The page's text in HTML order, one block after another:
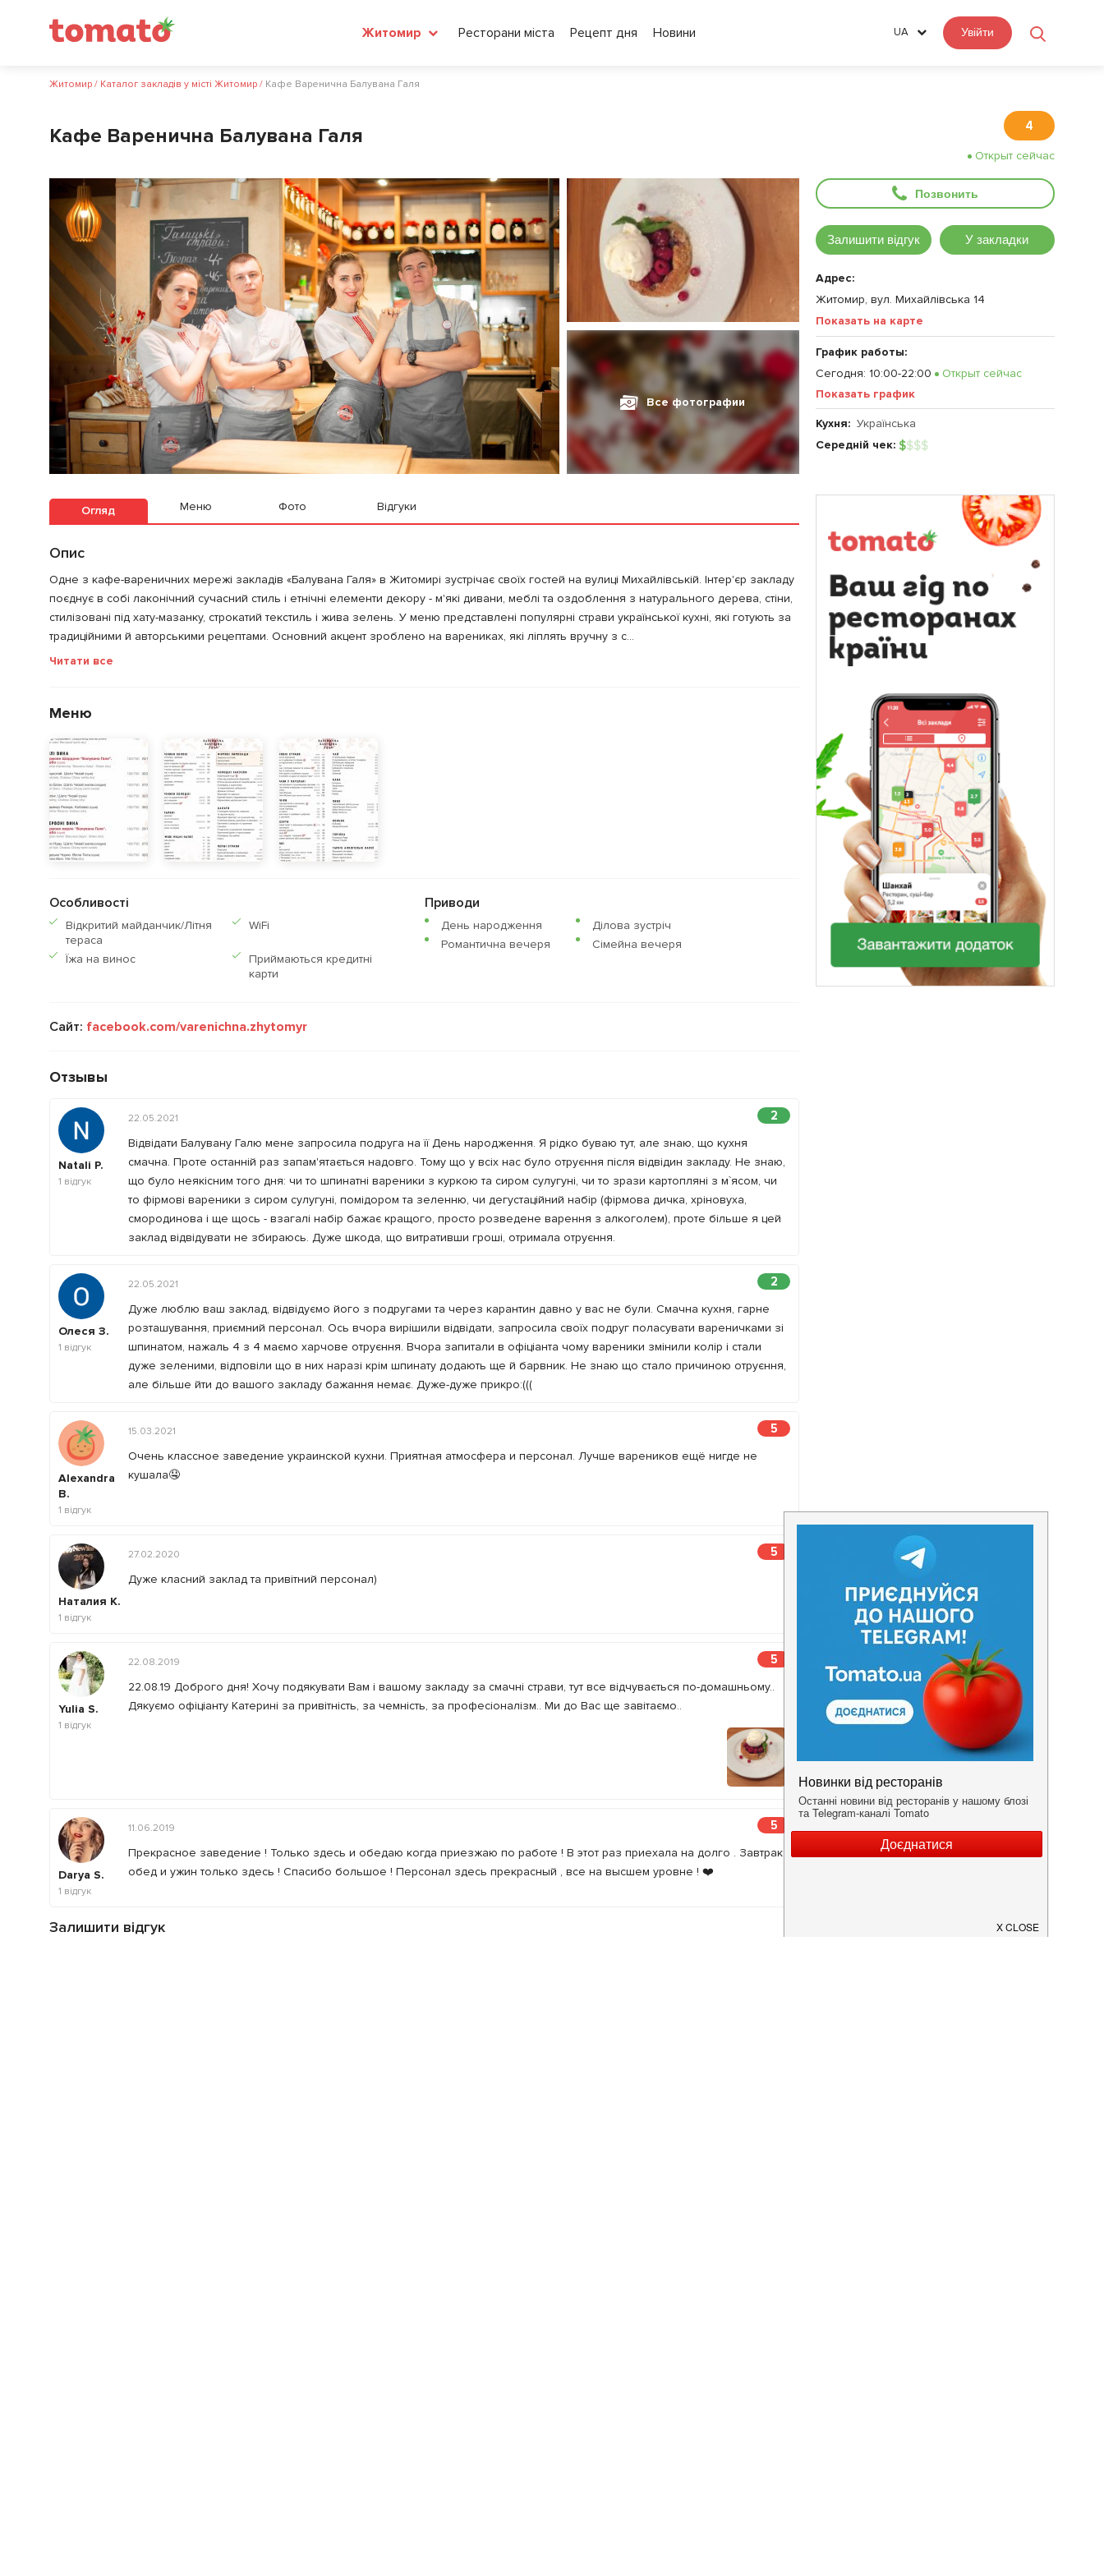
Житомир Ресторани міста Рецепт дня Новини UA Увійти
Житомир / Каталог закладів у місті Житомир / Кафе Варенична Балувана Галя
Кафе Варенична Балувана Галя 4
Открыт сейчас
Позвонить
Залишити відгук У закладки
Адрес:
Житомир, вул. Михайлівська 14
Показать на карте
График работы:
Сегодня: 10:00-22:00
Открыт сейчас
Показать график
Кухня: Українська
Середній чек: $$$$
Все фотографии
Огляд Меню Фото Відгуки
Опис
Одне з кафе-вареничних мережі закладів «Балувана Галя» в Житомирі зустрічає своїх гостей на вулиці Михайлівській. Інтер'єр закладу
поєднує в собі лаконічний сучасний стиль і етнічні елементи декору - м'які дивани, меблі та оздоблення з натурального дерева, стіни,
стилізовані під хату-мазанку, строкатий текстиль і жива зелень. У меню представлені популярні страви української кухні, які готують за
традиційними й авторськими рецептами. Основний акцент зроблено на варениках, які ліплять вручну з с...
Читати все
Меню
Особливості
Відкритий майданчик/Літня
тераса
WiFi
Їжа на винос
Приймаються кредитнi
карти
Приводи
День народження
Ділова зустріч
Романтична вечеря
Сімейна вечеря
Сайт: facebook.com/varenichna.zhytomyr
Отзывы
Natali P.
1 відгук
2
22.05.2021
Відвідати Балувану Галю мене запросила подруга на її День народження. Я рідко буваю тут, але знаю, що кухня
смачна. Проте останній раз запам'ятається надовго. Тому що у всіх нас було отруєння після відвідин закладу. Не знаю,
що було неякісним того дня: чи то шпинатні вареники з куркою та сиром сулугуні, чи то зрази картопляні з м`ясом, чи
то фірмові вареники з сиром сулугуні, помідором та зеленню, чи дегустаційний набір (фірмова дичка, хріновуха,
смородинова і ще щось - взагалі набір бажає кращого, просто розведене варення з алкоголем), проте більше я цей
заклад відвідувати не збираюсь. Дуже шкода, що витративши гроші, отримала отруєння.
Олеся З.
1 відгук
2
22.05.2021
Дуже люблю ваш заклад, відвідуємо його з подругами та через карантин давно у вас не були. Смачна кухня, гарне
розташування, приємний персонал. Ось вчора вирішили відвідати, запросила своїх подруг поласувати вареничками зі
шпинатом, нажаль 4 з 4 маємо харчове отруєння. Вчора запитали в офіціанта чому вареники змінили колір і стали
дуже зеленими, відповіли що в них наразі крім шпинату додають ще й барвник. Не знаю що стало причиною отруєння,
але більше йти до вашого закладу бажання немає. Дуже-дуже прикро:(((
Alexandra
B.
1 відгук
5
15.03.2021
Очень классное заведение украинской кухни. Приятная атмосфера и персонал. Лучше вареников ещё нигде не
кушала🤤
Наталия К.
1 відгук
5
27.02.2020
Дуже класний заклад та привітний персонал)
Yulia S.
1 відгук
5
22.08.2019
22.08.19 Доброго дня! Хочу подякувати Вам і вашому закладу за смачні страви, тут все відчувається по-домашньому..
Дякуємо офіціанту Катерині за привітність, за чемність, за професіоналізм.. Ми до Вас ще завітаємо..
Darya S.
1 відгук
5
11.06.2019
Прекрасное заведение ! Только здесь и обедаю когда приезжаю по работе ! В этот раз приехала на долго . Завтрак
обед и ужин только здесь ! Спасибо большое ! Персонал здесь прекрасный , все на высшем уровне ! ❤️
Залишити відгук